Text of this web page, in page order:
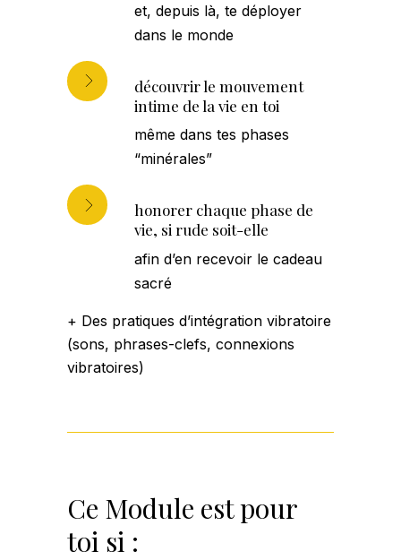
et, depuis là, te déployer
dans le monde
découvrir le mouvement
intime de la vie en toi
même dans tes phases
“minérales”
honorer chaque phase de
vie, si rude soit-elle
afin d’en recevoir le cadeau
sacré
+ Des pratiques d’intégration vibratoire
(sons, phrases-clefs, connexions
vibratoires)
Ce Module est pour
toi si :